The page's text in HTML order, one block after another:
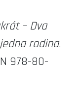
– Dva
rodina.
978-80-